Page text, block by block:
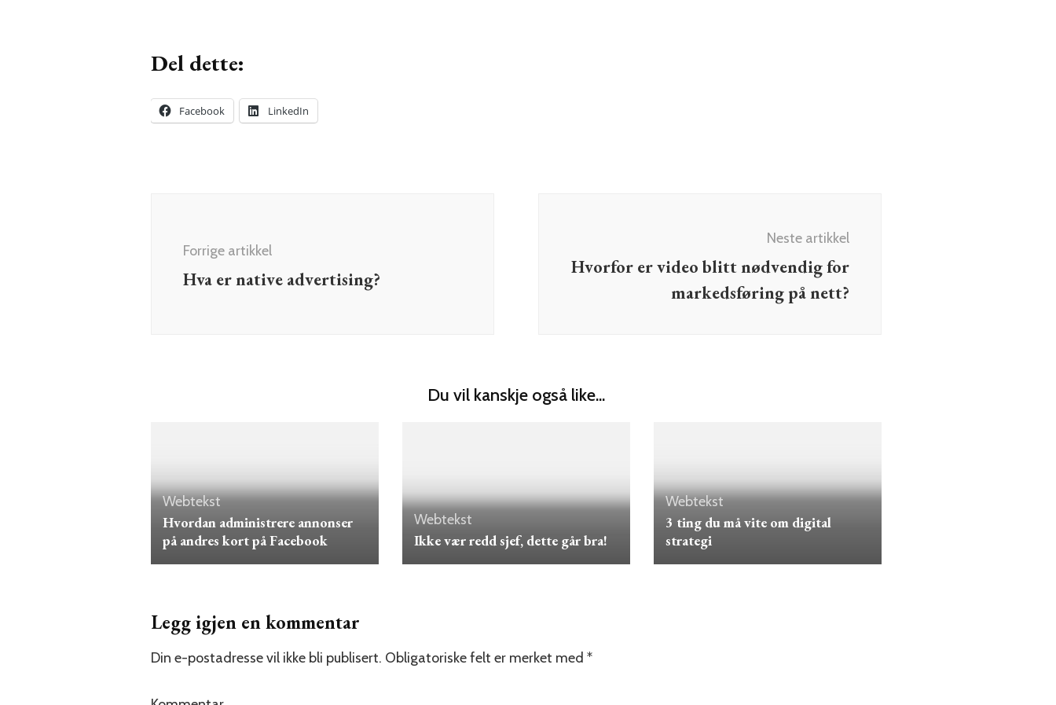
Del dette:
Facebook LinkedIn
Forrige artikkel
Hva er native advertising?
Neste artikkel
Hvorfor er video blitt nødvendig for
markedsføring på nett?
Du vil kanskje også like...
Webtekst
Hvordan administrere annonser
på andres kort på Facebook
Webtekst
Ikke vær redd sjef, dette går bra!
Webtekst
3 ting du må vite om digital
strategi
Legg igjen en kommentar
Din e-postadresse vil ikke bli publisert. Obligatoriske felt er merket med *